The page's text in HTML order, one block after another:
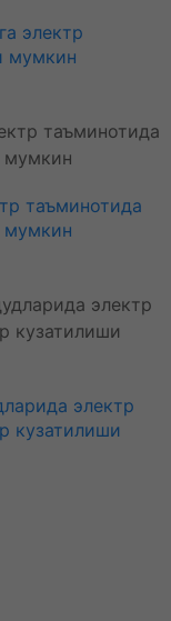
электр
мумкин
таъминотида
мумкин
электр
кузатилиши